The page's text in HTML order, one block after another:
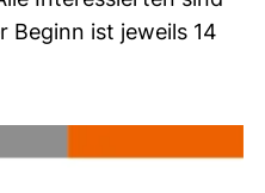
Beginn ist jeweils 14